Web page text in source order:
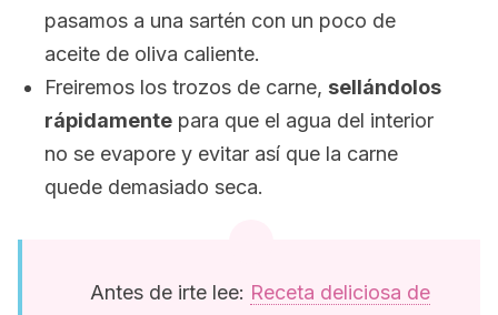
pasamos a una sartén con un poco de
aceite de oliva caliente.
Freiremos los trozos de carne, sellándolos
rápidamente para que el agua del interior
no se evapore y evitar así que la carne
quede demasiado seca.
Antes de irte lee: Receta deliciosa de